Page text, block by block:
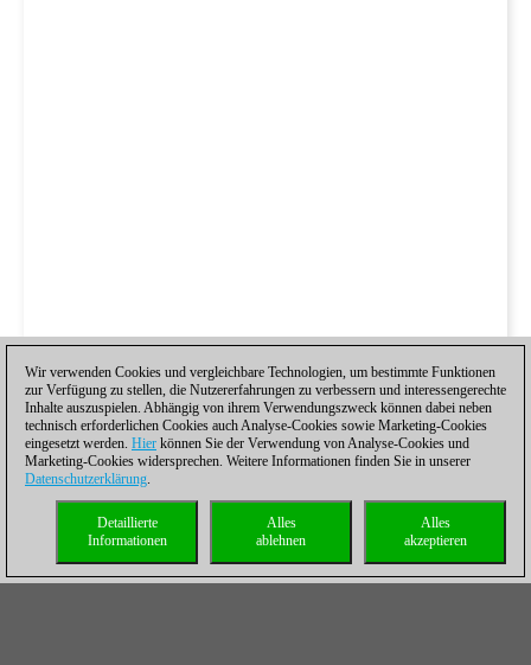
Wir verwenden Cookies und vergleichbare Technologien, um bestimmte Funktionen
zur Verfügung zu stellen, die Nutzererfahrungen zu verbessern und interessengerechte
Inhalte auszuspielen. Abhängig von ihrem Verwendungszweck können dabei neben
technisch erforderlichen Cookies auch Analyse-Cookies sowie Marketing-Cookies
eingesetzt werden. Hier können Sie der Verwendung von Analyse-Cookies und
Marketing-Cookies widersprechen. Weitere Informationen finden Sie in unserer
Datenschutzerklärung.
Alles
akzeptieren
Alles
ablehnen
Detaillierte
Informationen